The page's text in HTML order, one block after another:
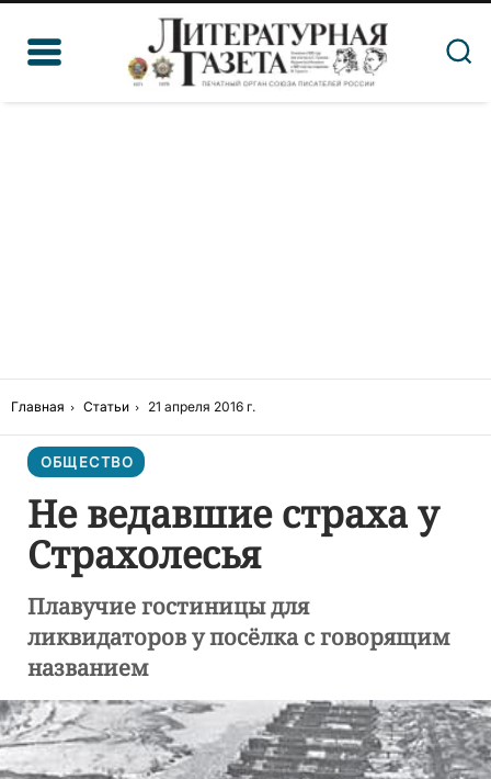
Главная Статьи 21 апреля 2016 г.
ОБЩЕСТВО
Не ведавшие страха у
Страхолесья
Плавучие гостиницы для
ликвидаторов у посёлка с говорящим
названием